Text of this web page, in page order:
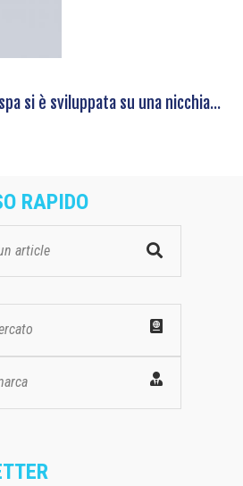
si è sviluppata su una nicchia...
RAPIDO